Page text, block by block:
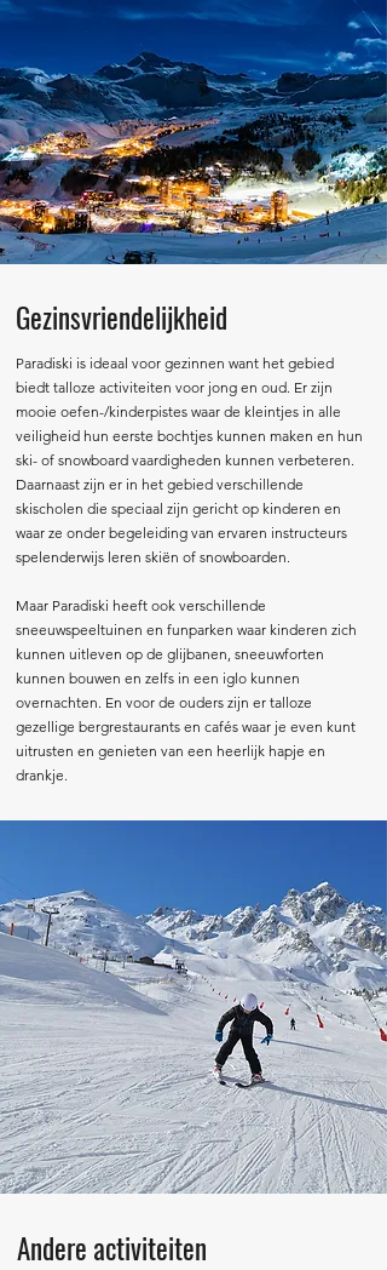
Gezinsvriendelijkheid
Paradiski is ideaal voor gezinnen want het gebied
biedt talloze activiteiten voor jong en oud. Er zijn
mooie oefen-/kinderpistes waar de kleintjes in alle
veiligheid hun eerste bochtjes kunnen maken en hun
ski- of snowboard vaardigheden kunnen verbeteren.
Daarnaast zijn er in het gebied verschillende
skischolen die speciaal zijn gericht op kinderen en
waar ze onder begeleiding van ervaren instructeurs
spelenderwijs leren skiën of snowboarden.
Maar Paradiski heeft ook verschillende
sneeuwspeeltuinen en funparken waar kinderen zich
kunnen uitleven op de glijbanen, sneeuwforten
kunnen bouwen en zelfs in een iglo kunnen
overnachten. En voor de ouders zijn er talloze
gezellige bergrestaurants en cafés waar je even kunt
uitrusten en genieten van een heerlijk hapje en
drankje.
Andere activiteiten